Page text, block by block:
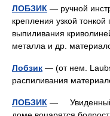
ЛОБЗИК — ручной
крепления узкой
выпиливания
металла и др.
Лобзик — (от нем.
распиливания
ЛОБЗИК — Увиденный